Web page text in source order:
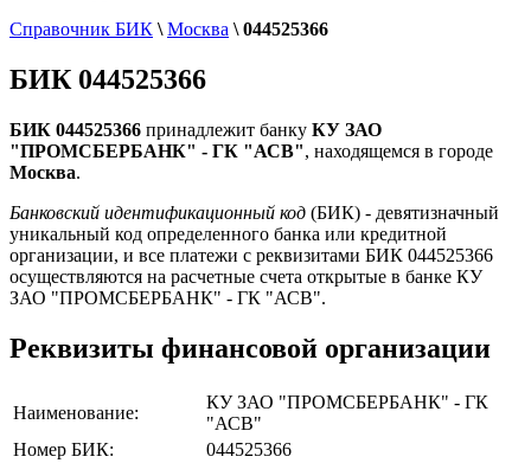
Справочник БИК \ Москва \ 044525366
БИК 044525366
БИК 044525366 принадлежит банку КУ ЗАО
"ПРОМСБЕРБАНК" - ГК "АСВ", находящемся в городе
Москва.
Банковский идентификационный код (БИК) - девятизначный
уникальный код определенного банка или кредитной
организации, и все платежи с реквизитами БИК 044525366
осуществляются на расчетные счета открытые в банке КУ
ЗАО "ПРОМСБЕРБАНК" - ГК "АСВ".
Реквизиты финансовой организации
Наименование:
КУ ЗАО "ПРОМСБЕРБАНК" - ГК
"АСВ"
Номер БИК:
044525366